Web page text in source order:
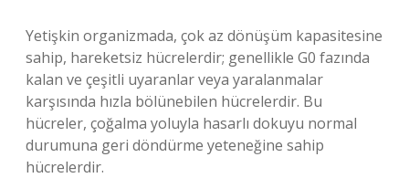
Yetişkin organizmada, çok az dönüşüm kapasitesine
sahip, hareketsiz hücrelerdir; genellikle G0 fazında
kalan ve çeşitli uyaranlar veya yaralanmalar
karşısında hızla bölünebilen hücrelerdir. Bu
hücreler, çoğalma yoluyla hasarlı dokuyu normal
durumuna geri döndürme yeteneğine sahip
hücrelerdir.